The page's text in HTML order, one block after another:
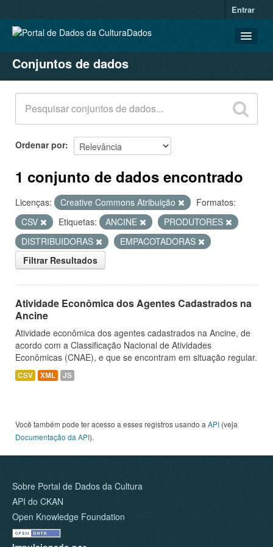
Entrar
CONJUNTOS DE DADOS
ORGANIZAÇÕES
GRUPOS
SOBRE
Conjuntos de dados
Ordenar por
1 conjunto de dados encontrado
Licenças: Creative Commons Atribuição
Formatos:
CSV
Etiquetas: ANCINE
PRODUTORES
DISTRIBUIDORAS
EMPACOTADORAS
Filtrar Resultados
Atividade Econômica dos Agentes Cadastrados na
Ancine
Atividade econômica dos agentes cadastrados na Ancine, de
acordo com a Classificação Nacional de Atividades
Econômicas (CNAE), e que se encontram em situação regular.
CSV XML JS
Você também pode ter acesso a esses registros usando a API (veja
Documentação da API).
Sobre Portal de Dados da Cultura
API do CKAN
Open Knowledge Foundation